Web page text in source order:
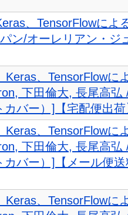
、TensorFlowによ
ン/オーレリアン・ジ
Keras、TensorFlowに
下田倫大, 長尾高弘
カバー）]【宅配便出荷
Keras、TensorFlowに
下田倫大, 長尾高弘
カバー）]【メール便
Keras、TensorFlowに